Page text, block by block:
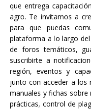
que entrega
agro. Te invitamos a
para que puedas
plataforma a lo largo
de foros temáticos,
suscribirte a
región, eventos y
junto con acceder a los
manuales y fichas sobre
prácticas, control de